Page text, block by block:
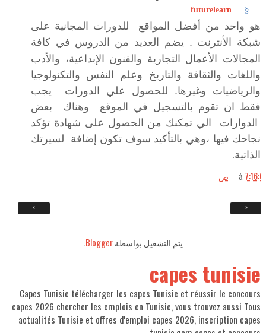
§
futurelearn
هو واحد من أفضل المواقع للدورات المجانية على
شبكة الأنترنت . يضم العديد من
الدروس في كافة
المجالات الأعمال التجارية والفنون الإبداعية، والأدب
واللغات والثقافة والتاريخ وعلم النفس والتكنولوجيا
والرياضيات وغيرها. للحصول علي الدورات يجب
فقط ان تقوم بالتسجيل في الموقع وهناك بعض
الدوارات الي تمكنك من الحصول على شهادة تؤكد
نجاحك فيها ،وهي بالتأكيد سوف تكون إضافة لسيرتك
الذاتية.
à ص
‹
›
يتم التشغيل بواسطةBlogger
.
capes tunisie
Capes Tunisie télécharger les capes Tunisie et réussir le concours
capes 2026 chercher les emplois en Tunisie, vous trouvez aussi Tous
actualités Tunisie et offres d'emploi capes 2026, inscription capes